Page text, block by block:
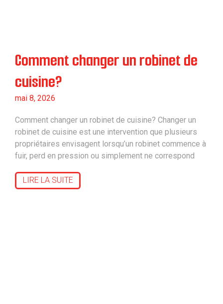
Comment changer un robinet de
cuisine?
mai 8, 2026
Comment changer un robinet de cuisine? Changer un
robinet de cuisine est une intervention que plusieurs
propriétaires envisagent lorsqu’un robinet commence à
fuir, perd en pression ou simplement ne correspond
LIRE LA SUITE